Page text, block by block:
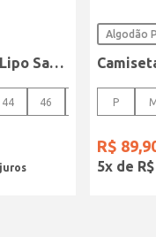
Calça Sarja Super Lipo Sawary Feminina Preto
44 46
Algodão
P
R$ 89,
5x de R$